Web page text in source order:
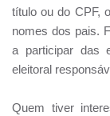
título ou do CPF,
nomes dos pais.
a participar das
eleitoral
Quem tiver